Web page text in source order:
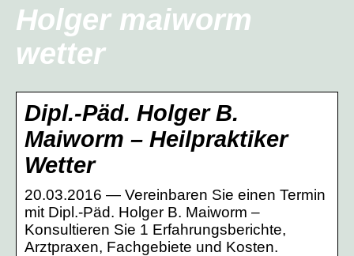
Holger maiworm
wetter
Dipl.-Päd. Holger B.
Maiworm – Heilpraktiker
Wetter
20.03.2016 — Vereinbaren Sie einen Termin
mit Dipl.-Päd. Holger B. Maiworm –
Konsultieren Sie 1 Erfahrungsberichte,
Arztpraxen, Fachgebiete und Kosten.